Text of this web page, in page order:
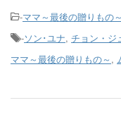
-ママ～最後の贈りもの～
-ソン･ユナ, チョン・ジ
ママ～最後の贈りもの～ ,